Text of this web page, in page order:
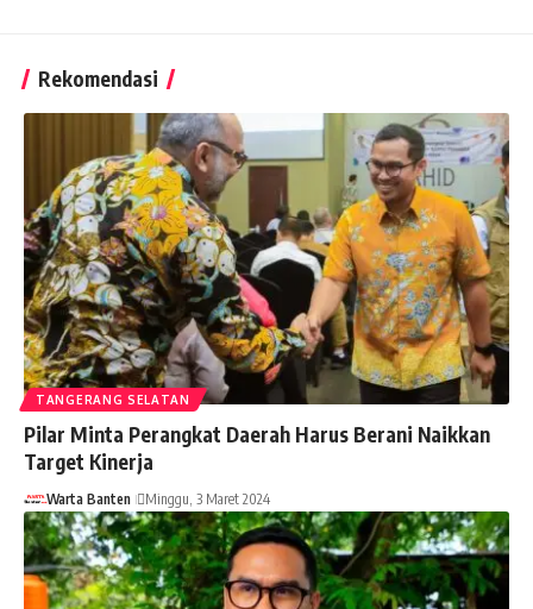
Rekomendasi
TANGERANG SELATAN
Pilar Minta Perangkat Daerah Harus Berani Naikkan
Target Kinerja
Warta Banten Minggu, 3 Maret 2024